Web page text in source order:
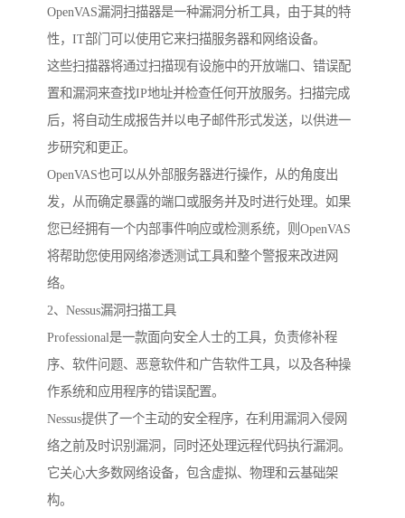
OpenVAS漏洞扫描器是一种漏洞分析工具，由于其的特
性，IT部门可以使用它来扫描服务器和网络设备。
这些扫描器将通过扫描现有设施中的开放端口、错误配
置和漏洞来查找IP地址并检查任何开放服务。扫描完成
后，将自动生成报告并以电子邮件形式发送，以供进一
步研究和更正。
OpenVAS也可以从外部服务器进行操作，从的角度出
发，从而确定暴露的端口或服务并及时进行处理。如果
您已经拥有一个内部事件响应或检测系统，则OpenVAS
将帮助您使用网络渗透测试工具和整个警报来改进网
络。
2、Nessus漏洞扫描工具
Professional是一款面向安全人士的工具，负责修补程
序、软件问题、恶意软件和广告软件工具，以及各种操
作系统和应用程序的错误配置。
Nessus提供了一个主动的安全程序，在利用漏洞入侵网
络之前及时识别漏洞，同时还处理远程代码执行漏洞。
它关心大多数网络设备，包含虚拟、物理和云基础架
构。